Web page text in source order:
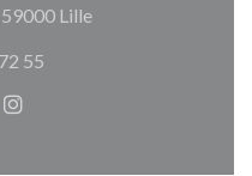
Lille((ανοίγει σε νέο
55
((ανοίγει σε νέο
Instagram ((ανοίγει σε